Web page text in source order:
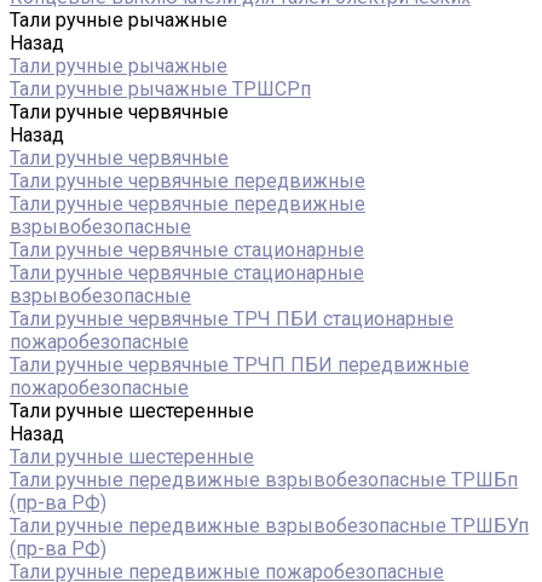
Тали ручные рычажные
Назад
Тали ручные рычажные
Тали ручные рычажные ТРШСРп
Тали ручные червячные
Назад
Тали ручные червячные
Тали ручные червячные передвижные
Тали ручные червячные передвижные
взрывобезопасные
Тали ручные червячные стационарные
Тали ручные червячные стационарные
взрывобезопасные
Тали ручные червячные ТРЧ ПБИ стационарные
пожаробезопасные
Тали ручные червячные ТРЧП ПБИ передвижные
пожаробезопасные
Тали ручные шестеренные
Назад
Тали ручные шестеренные
Тали ручные передвижные взрывобезопасные ТРШБп
(пр-ва РФ)
Тали ручные передвижные взрывобезопасные ТРШБУп
(пр-ва РФ)
Тали ручные передвижные пожаробезопасные